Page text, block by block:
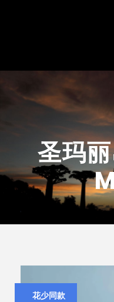
圣玛
花少同款